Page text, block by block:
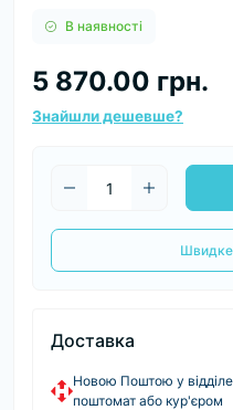
В наявності
5 870.00 грн.
Знайшли дешевше?
Швидке
Доставка
Новою Поштою у
поштомат або кур'єром